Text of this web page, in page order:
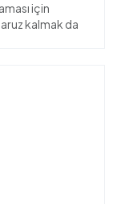
için
kalmak da